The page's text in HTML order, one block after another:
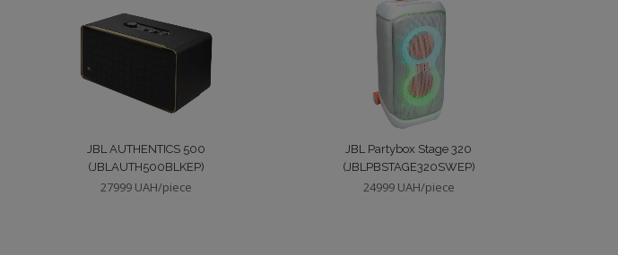
JBL AUTHENTICS 500
(JBLAUTH500BLKEP)
27999 UAH/piece
JBL Partybox Stage 320
(JBLPBSTAGE320SWEP)
24999 UAH/piece